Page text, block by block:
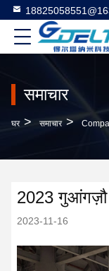
समाचार
घर > समाचार >
2023 गुआंगज़ौ
2023-11-16